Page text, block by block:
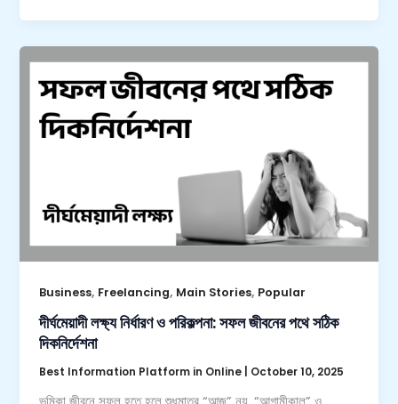
Business, Freelancing, Main Stories, Popular
দীর্ঘমেয়াদী লক্ষ্য নির্ধারণ ও পরিকল্পনা: সফল জীবনের পথে সঠিক
দিকনির্দেশনা
Best Information Platform in Online October 10, 2025